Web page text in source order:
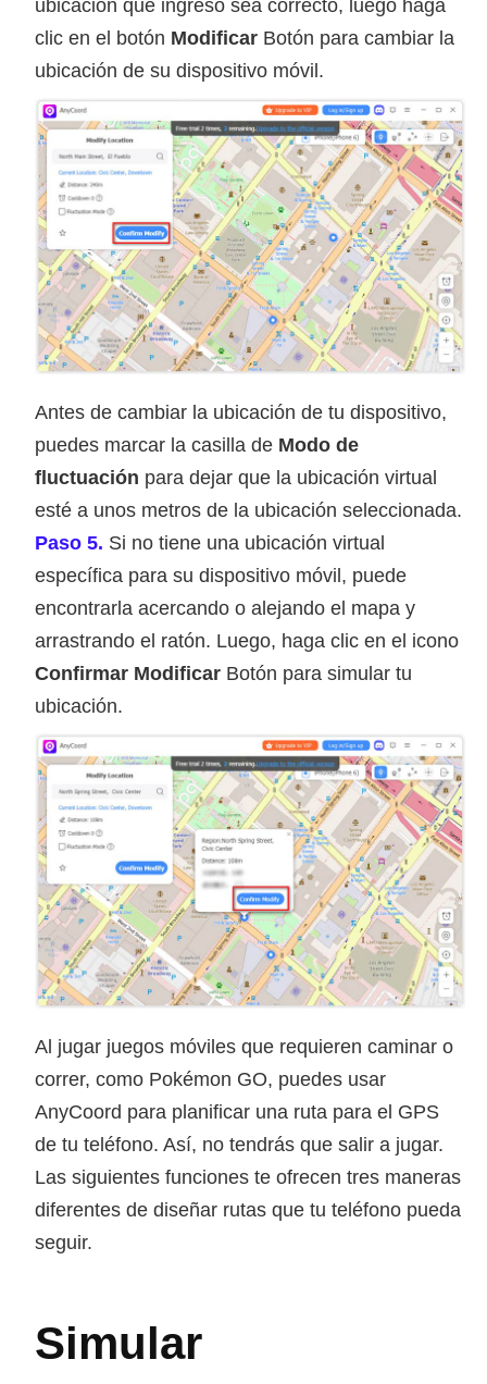
ubicación que ingresó sea correcto, luego haga
clic en el botón Modificar Botón para cambiar la
ubicación de su dispositivo móvil.
Antes de cambiar la ubicación de tu dispositivo,
puedes marcar la casilla de Modo de
fluctuación para dejar que la ubicación virtual
esté a unos metros de la ubicación seleccionada.
Paso 5. Si no tiene una ubicación virtual
específica para su dispositivo móvil, puede
encontrarla acercando o alejando el mapa y
arrastrando el ratón. Luego, haga clic en el icono
Confirmar Modificar Botón para simular tu
ubicación.
Al jugar juegos móviles que requieren caminar o
correr, como Pokémon GO, puedes usar
AnyCoord para planificar una ruta para el GPS
de tu teléfono. Así, no tendrás que salir a jugar.
Las siguientes funciones te ofrecen tres maneras
diferentes de diseñar rutas que tu teléfono pueda
seguir.
Simular